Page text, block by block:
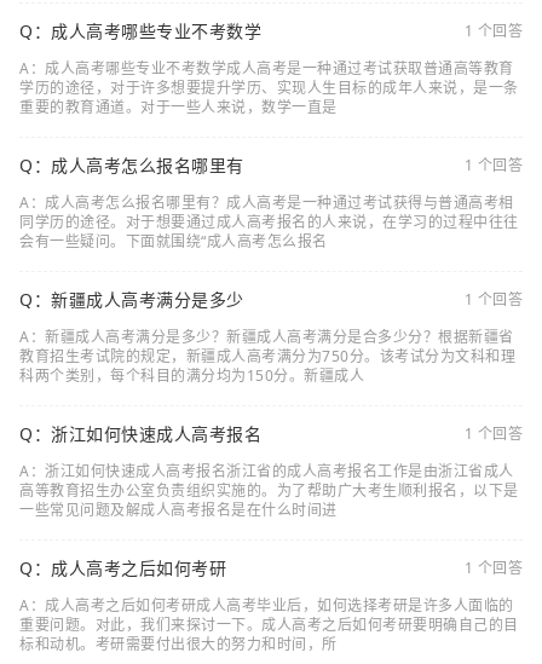
Q：成人高考哪些专业不考数学
1 个回答
A：成人高考哪些专业不考数学成人高考是一种通过考试获取普通高等教育
学历的途径，对于许多想要提升学历、实现人生目标的成年人来说，是一条
重要的教育通道。对于一些人来说，数学一直是
Q：成人高考怎么报名哪里有
1 个回答
A：成人高考怎么报名哪里有？成人高考是一种通过考试获得与普通高考相
同学历的途径。对于想要通过成人高考报名的人来说，在学习的过程中往往
会有一些疑问。下面就围绕“成人高考怎么报名
Q：新疆成人高考满分是多少
1 个回答
A：新疆成人高考满分是多少？新疆成人高考满分是合多少分？根据新疆省
教育招生考试院的规定，新疆成人高考满分为750分。该考试分为文科和理
科两个类别，每个科目的满分均为150分。新疆成人
Q：浙江如何快速成人高考报名
1 个回答
A：浙江如何快速成人高考报名浙江省的成人高考报名工作是由浙江省成人
高等教育招生办公室负责组织实施的。为了帮助广大考生顺利报名，以下是
一些常见问题及解成人高考报名是在什么时间进
Q：成人高考之后如何考研
1 个回答
A：成人高考之后如何考研成人高考毕业后，如何选择考研是许多人面临的
重要问题。对此，我们来探讨一下。成人高考之后如何考研要明确自己的目
标和动机。考研需要付出很大的努力和时间，所